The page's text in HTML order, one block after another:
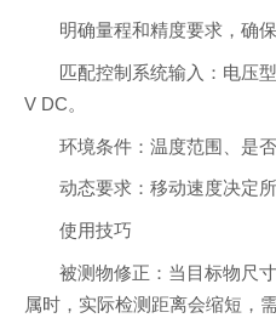
明确量程和精度要求，确
匹配控制系统输入：电压
V DC。
环境条件：温度范围、是
动态要求：移动速度决定
使用技巧
被测物修正：当目标物尺
属时，实际检测距离会缩短，